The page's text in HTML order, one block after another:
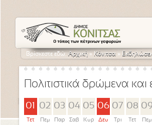
Βρίσκεστε εδώ:Αρχική » Κόνιτσα »
Πολιτιστικά δρώμενα
01
Τετ
02
Πεμ
03
Παρ
04
Σαβ
05
Κυρ
06
Δευ
07
Τρι
08
Τετ Πεμ